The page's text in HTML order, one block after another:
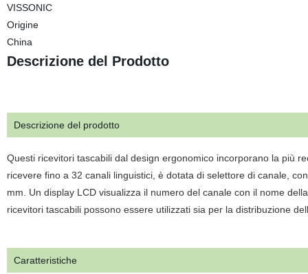
VISSONIC
Origine
China
Descrizione del Prodotto
Descrizione del prodotto
Questi ricevitori tascabili dal design ergonomico incorporano la più
ricevere fino a 32 canali linguistici, è dotata di selettore di canale,
mm. Un display LCD visualizza il numero del canale con il nome
ricevitori tascabili possono essere utilizzati sia per la distribuzione
Caratteristiche